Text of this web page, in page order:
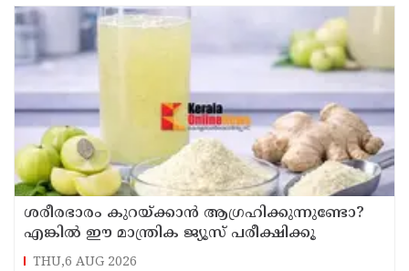
ശരീരഭാരം കുറയ്ക്കാൻ ആഗ്രഹിക്കുന്നുണ്ടോ?
എങ്കിൽ ഈ മാന്ത്രിക ജ്യൂസ് പരീക്ഷിക്കൂ
THU,6 AUG 2026